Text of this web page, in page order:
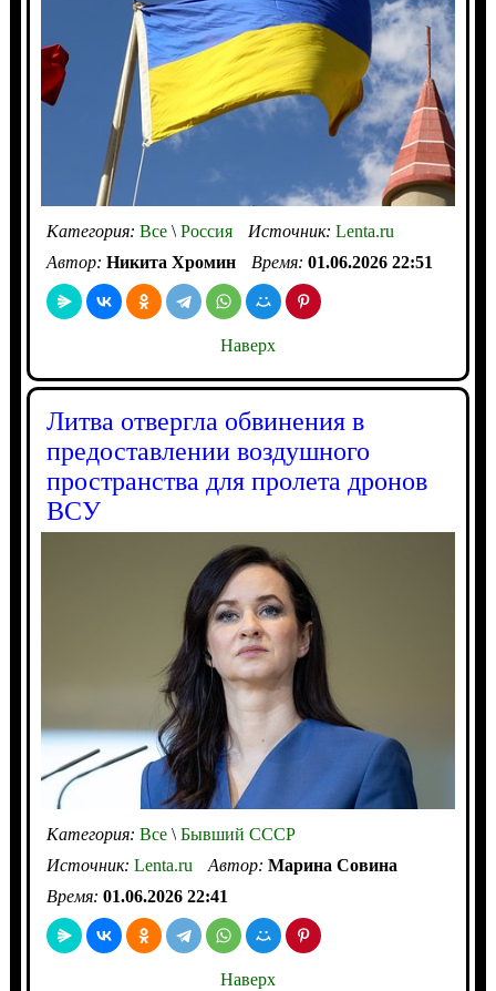
Категория: Все\Россия Источник: Lenta.ru
Автор: Никита Хромин Время: 01.06.2026 22:51
Наверх
Литва отвергла обвинения в
предоставлении воздушного
пространства для пролета дронов
ВСУ
Категория: Все\Бывший СССР
Источник: Lenta.ru Автор: Марина Совина
Время: 01.06.2026 22:41
Наверх